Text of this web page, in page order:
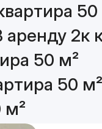
50
2к
50 м²
50 м²
м²